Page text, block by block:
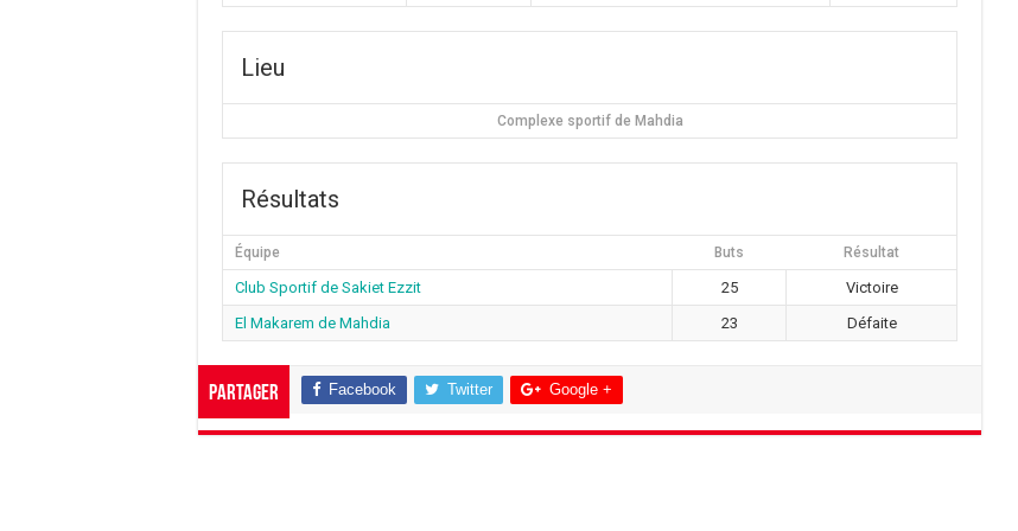
Lieu
Complexe sportif de Mahdia
Résultats
Équipe Buts Résultat
Club Sportif de Sakiet Ezzit 25
Victoire
El Makarem de Mahdia
23 Défaite
Partager Facebook Twitter Google +